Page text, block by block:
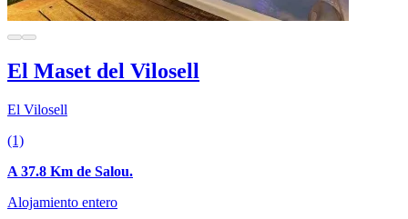
El Maset del Vilosell
El Vilosell
(1)
A 37.8 Km de Salou.
Alojamiento entero